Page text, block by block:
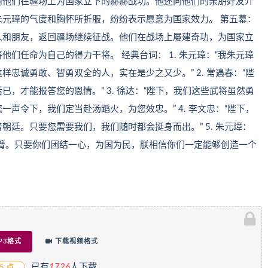
璋的气度和胸怀所折服，纷纷表示愿意为国家效力。 第五幕：
朋友，返回疆场继续征战。他们在战场上屡建奇功，为国家立
们任命为自己的得力干将。 经典台词： 1. 朱元璋：“我朱元璋
忠诚勇敢、智勇双全的人，实在是少之又少。” 2. 常遇春：“陛
，才能报答您的恩情。” 3. 徐达：“陛下，我们这些武将虽然勇
声令下，我们定当赴汤蹈火，为您效忠。” 4. 李文忠：“陛下，
廷。只要您需要我们，我们随时都会挺身而出。” 5. 朱元璋：
。只要你们团结一心，为国为民，朕相信你们一定能够创造一个
格式 下载视频格式